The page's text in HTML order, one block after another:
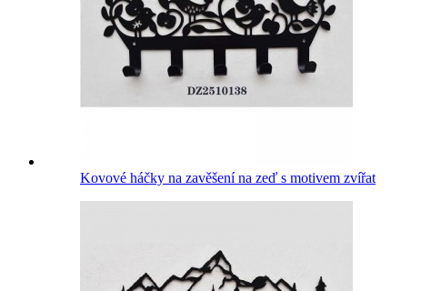
Kovové háčky na zavěšení na zeď s motivem zvířat